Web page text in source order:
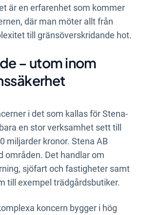
är en erfarenhet som kommer
där man möter allt från
till gränsöverskridande hot.
– utom inom
i det som kallas för Stena-
en stor verksamhet sett till
miljarder kronor. Stena AB
områden. Det handlar om
sjöfart och fastigheter samt
till exempel trädgårdsbutiker.
koncern bygger i hög